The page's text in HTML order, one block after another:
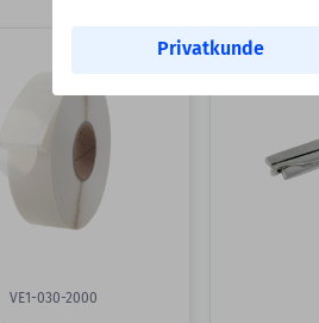
Privatkunde
VE1-030-2000